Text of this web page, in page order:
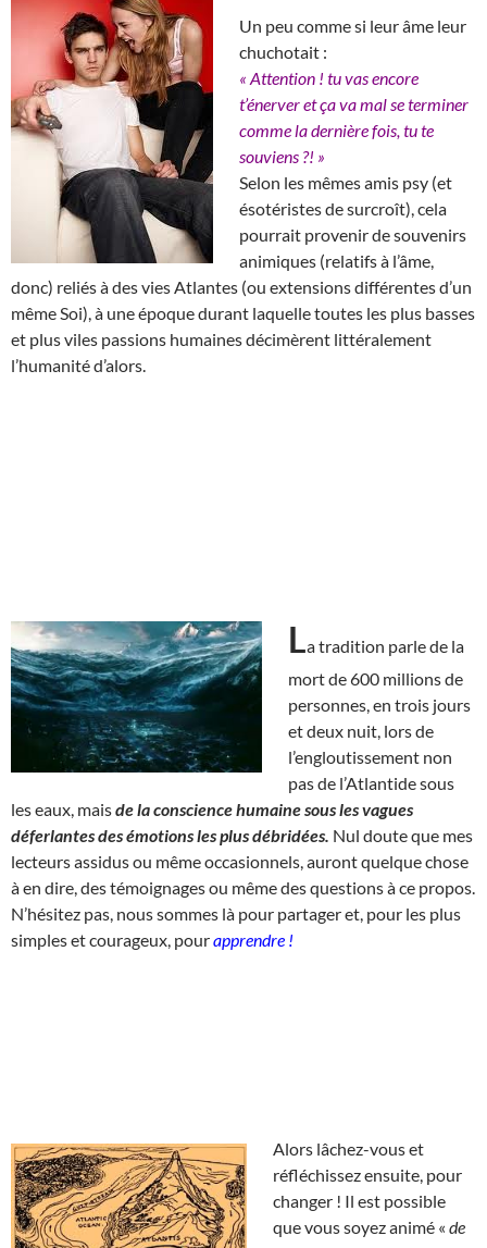
Un peu comme si leur âme leur
chuchotait :
« Attention ! tu vas encore
t’énerver et ça va mal se terminer
comme la dernière fois, tu te
souviens ?! »
Selon les mêmes amis psy (et
ésotéristes de surcroît), cela
pourrait provenir de souvenirs
animiques (relatifs à l’âme,
donc) reliés à des vies Atlantes (ou extensions différentes d’un
même Soi), à une époque durant laquelle toutes les plus basses
et plus viles passions humaines décimèrent littéralement
l’humanité d’alors.
La tradition parle de la
mort de 600 millions de
personnes, en trois jours
et deux nuit, lors de
l’engloutissement non
pas de l’Atlantide sous
les eaux, maisde la conscience humaine sous les vagues
déferlantes des émotions les plus débridées. Nul doute que mes
lecteurs assidus ou même occasionnels, auront quelque chose
à en dire, des témoignages ou même des questions à ce propos.
N’hésitez pas, nous sommes là pour partager et, pour les plus
simples et courageux, pourapprendre !
Alors lâchez-vous et
réfléchissez ensuite, pour
changer ! Il est possible
que vous soyez animé « de